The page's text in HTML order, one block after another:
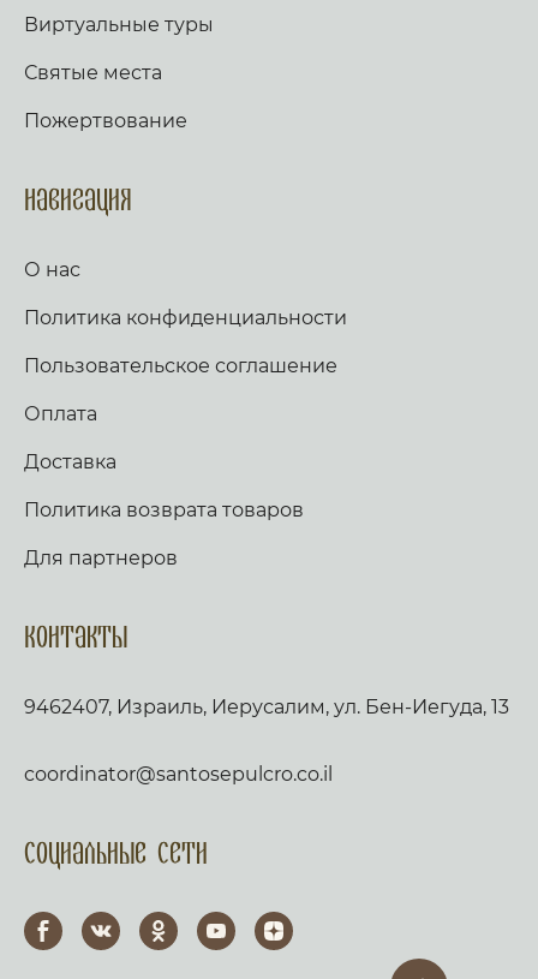
Виртуальные туры
Святые места
Пожертвование
Навигация
О нас
Политика конфиденциальности
Пользовательское соглашение
Оплата
Доставка
Политика возврата товаров
Для партнеров
Контакты
9462407, Израиль, Иерусалим, ул. Бен-Иегуда, 13
coordinator@santosepulcro.co.il
Социальные сети